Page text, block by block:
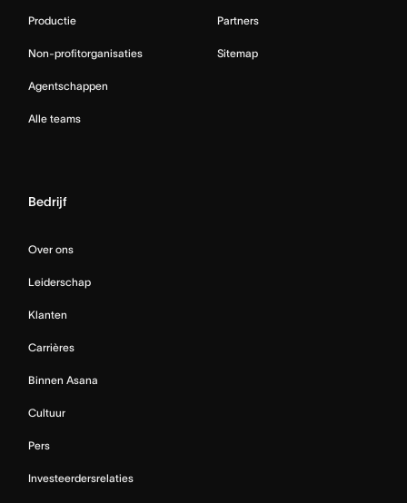
Productie
Non-profitorganisaties
Agentschappen
Alle teams
Partners
Sitemap
Bedrijf
Over ons
Leiderschap
Klanten
Carrières
Binnen Asana
Cultuur
Pers
Investeerdersrelaties